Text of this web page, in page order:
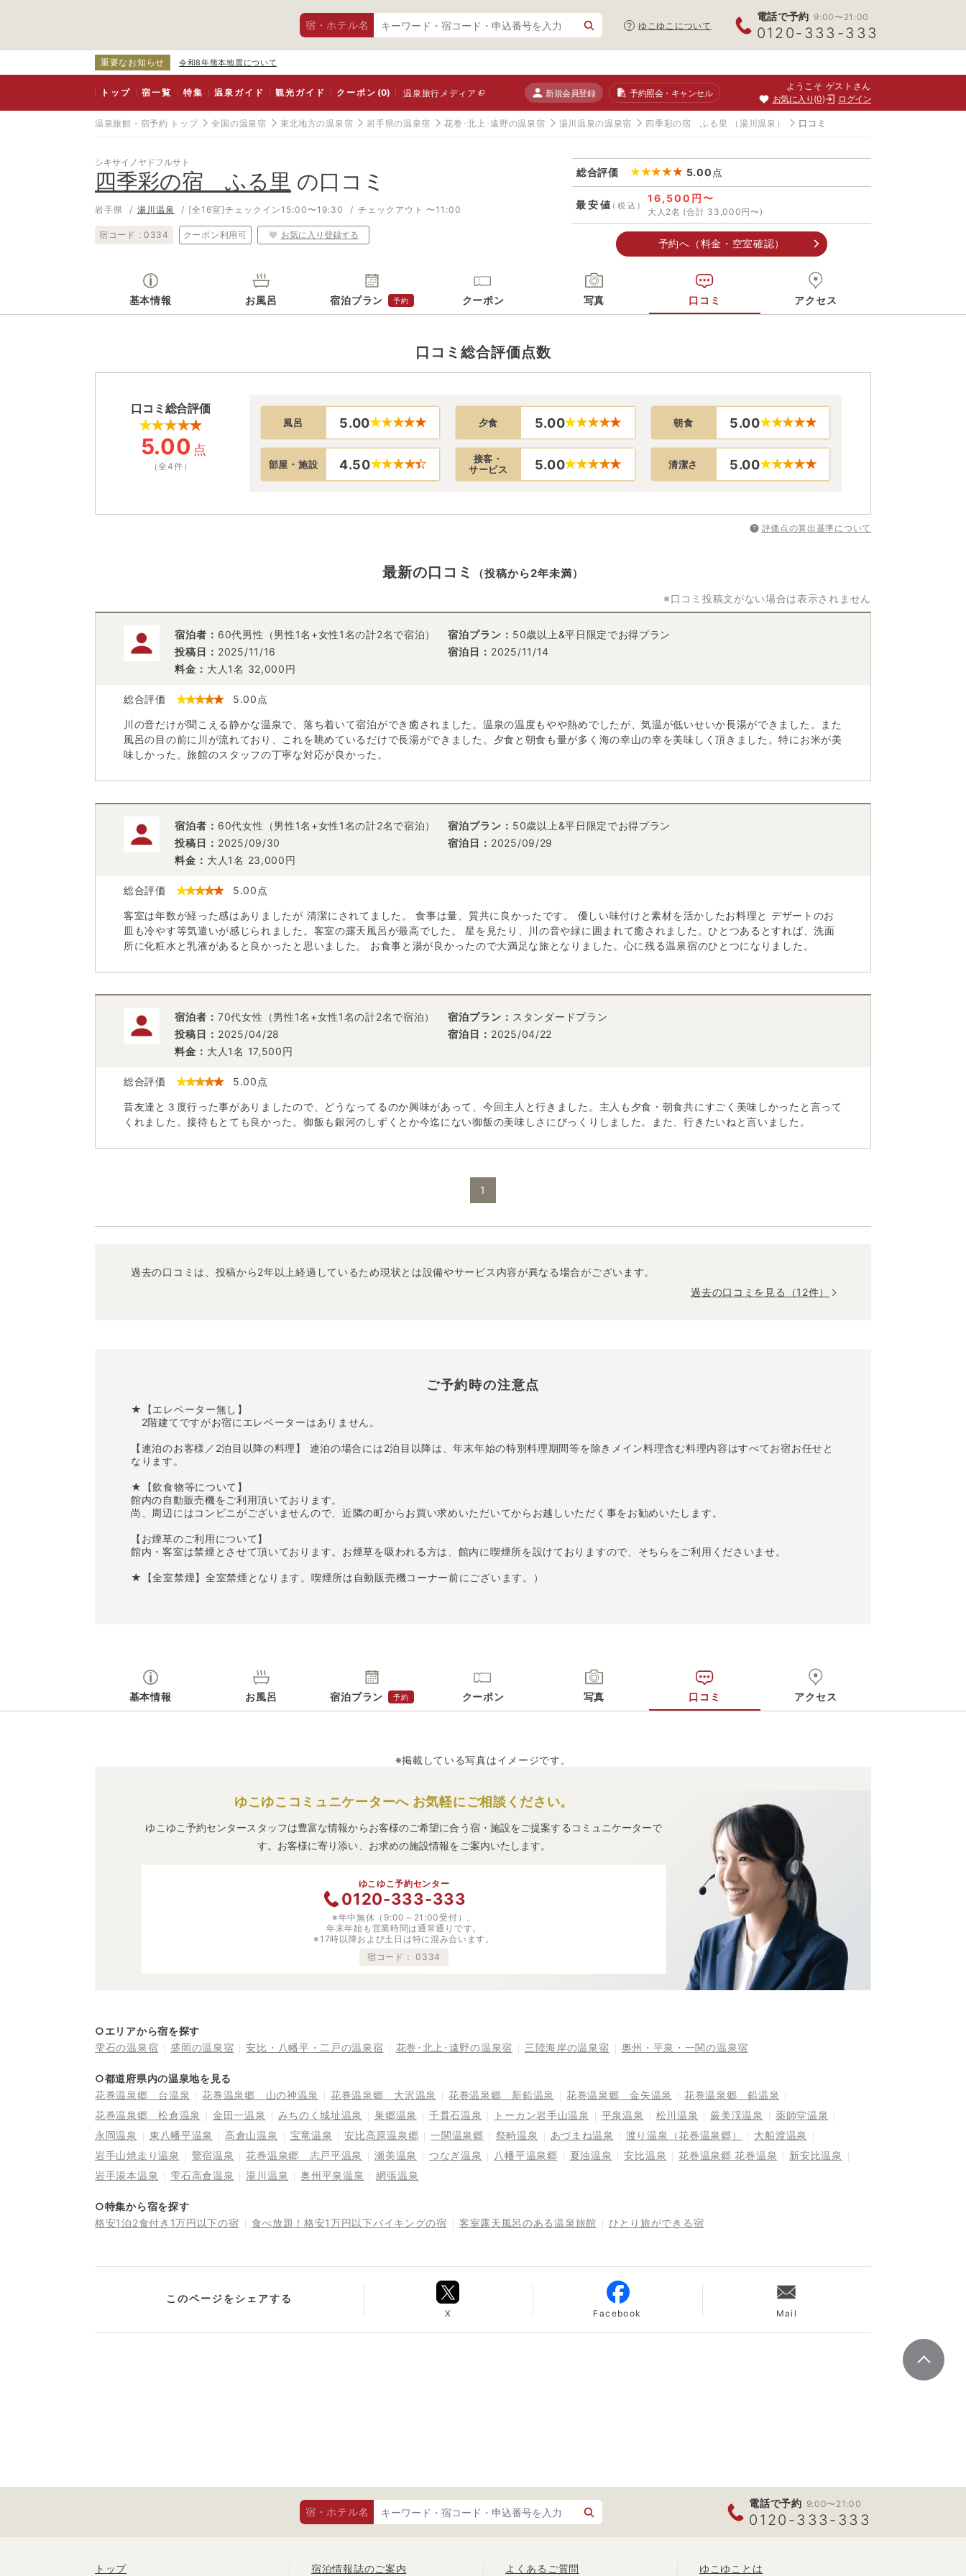
宿・ホテル名 ゆこゆこについて
電話で予約 9:00〜21:00
0120-333-333
重要なお知らせ 令和8年熊本地震について
トップ 宿一覧 特集 温泉ガイド 観光ガイド クーポン(0) 温泉旅行メディア 新規会員登録 予約照会・キャンセル
ようこそ ゲストさん
お気に入り 0 ログイン
温泉旅館・宿予約 トップ 全国の温泉宿 東北地方の温泉宿 岩手県の温泉宿 花巻･北上･遠野の温泉宿 湯川温泉の温泉宿 四季彩の宿 ふる里 （湯川温泉） 口コミ
シキサイノヤドフルサト
四季彩の宿 ふる里 の口コミ
岩手県 湯川温泉 [全16室]チェックイン15:00〜19:30 チェックアウト 〜11:00
宿コード : 0334 クーポン利用可 お気に入り登録する
総合評価 5.00 点
最安値 (税込)
16,500円〜
大人2名 (合計 33,000円〜)
予約へ（料金・空室確認）
基本情報 お風呂 宿泊プラン 予約 クーポン 写真 口コミ アクセス
口コミ総合評価点数
口コミ総合評価
5.00 点
（全4件）
風呂 5.00 夕食 5.00 朝食 5.00
部屋・施設 4.50
接客・
サービス
5.00 清潔さ 5.00
評価点の算出基準について
最新の口コミ （投稿から2年未満）
※口コミ投稿文がない場合は表示されません
宿泊者： 60代男性（男性1名+女性1名の計2名で宿泊）
宿泊日： 2025/11/14
宿泊プラン： 50歳以上&平日限定でお得プラン
料金： 大人1名 32,000円
投稿日： 2025/11/16
総合評価 5.00 点
川の音だけが聞こえる静かな温泉で、落ち着いて宿泊ができ癒されました。温泉の温度もやや熱めでしたが、気温が低いせいか長湯ができました。また
風呂の目の前に川が流れており、これを眺めているだけで長湯ができました。夕食と朝食も量が多く海の幸山の幸を美味しく頂きました。特にお米が美
味しかった。旅館のスタッフの丁寧な対応が良かった。
宿泊者： 60代女性（男性1名+女性1名の計2名で宿泊）
宿泊日： 2025/09/29
宿泊プラン： 50歳以上&平日限定でお得プラン
料金： 大人1名 23,000円
投稿日： 2025/09/30
総合評価 5.00 点
客室は年数が経った感はありましたが 清潔にされてました。 食事は量、質共に良かったです。 優しい味付けと素材を活かしたお料理と デザートのお
皿も冷やす等気遣いが感じられました。客室の露天風呂が最高でした。 星を見たり、川の音や緑に囲まれて癒されました。ひとつあるとすれば、洗面
所に化粧水と乳液があると良かったと思いました。 お食事と湯が良かったので大満足な旅となりました。心に残る温泉宿のひとつになりました。
宿泊者： 70代女性（男性1名+女性1名の計2名で宿泊）
宿泊日： 2025/04/22
宿泊プラン： スタンダードプラン
料金： 大人1名 17,500円
投稿日： 2025/04/28
総合評価 5.00 点
昔友達と３度行った事がありましたので、どうなってるのか興味があって、今回主人と行きました。主人も夕食・朝食共にすごく美味しかったと言って
くれました。接待もとても良かった。御飯も銀河のしずくとか今迄にない御飯の美味しさにびっくりしました。また、行きたいねと言いました。
1
過去の口コミは、投稿から2年以上経過しているため現状とは設備やサービス内容が異なる場合がございます。
過去の口コミを見る
（12件）
ご予約時の注意点
★【エレベーター無し】
2階建てですがお宿にエレベーターはありません。
【連泊のお客様／2泊目以降の料理】 連泊の場合には2泊目以降は、年末年始の特別料理期間等を除きメイン料理含む料理内容はすべてお宿お任せと
なります。
★【飲食物等について】
館内の自動販売機をご利用頂いております。
尚、周辺にはコンビニがございませんので、近隣の町からお買い求めいただいてからお越しいただく事をお勧めいたします。
【お煙草のご利用について】
館内・客室は禁煙とさせて頂いております。お煙草を吸われる方は、館内に喫煙所を設けておりますので、そちらをご利用くださいませ。
★【全室禁煙】全室禁煙となります。喫煙所は自動販売機コーナー前にございます。）
基本情報 お風呂 宿泊プラン 予約 クーポン 写真 口コミ アクセス
※掲載している写真はイメージです。
ゆこゆこコミュニケーターへ お気軽にご相談ください。
ゆこゆこ予約センタースタッフは豊富な情報からお客様のご希望に合う宿・施設をご提案するコミュニケーターで
す。お客様に寄り添い、お求めの施設情報をご案内いたします。
ゆこゆこ予約センター
0120-333-333
※年中無休（9:00～21:00受付）。
年末年始も営業時間は通常通りです。
※17時以降および土日は特に混み合います。
宿コード：0334
○エリアから宿を探す
雫石の温泉宿
盛岡の温泉宿 安比・八幡平・二戸の温泉宿 花巻･北上･遠野の温泉宿 三陸海岸の温泉宿 奥州・平泉・一関の温泉宿
○都道府県内の温泉地を見る
花巻温泉郷 台温泉
花巻温泉郷 山の神温泉 花巻温泉郷 大沢温泉 花巻温泉郷 新鉛温泉 花巻温泉郷 金矢温泉
花巻温泉郷 鉛温泉
花巻温泉郷 松倉温泉
金田一温泉 みちのく城址温泉 巣郷温泉 千貫石温泉 トーカン岩手山温泉 平泉温泉 松川温泉 厳美渓温泉
薬師堂温泉
永岡温泉
東八幡平温泉 高倉山温泉 宝竜温泉 安比高原温泉郷 一関温泉郷 祭畤温泉 あづまね温泉 渡り温泉（花巻温泉郷）
大船渡温泉
岩手山焼走り温泉
鶯宿温泉 花巻温泉郷 志戸平温泉 瀬美温泉 つなぎ温泉 八幡平温泉郷 夏油温泉 安比温泉 花巻温泉郷 花巻温泉
新安比温泉
岩手湯本温泉
雫石高倉温泉 湯川温泉 奥州平泉温泉 網張温泉
○特集から宿を探す
格安1泊2食付き1万円以下の宿
食べ放題！格安1万円以下バイキングの宿 客室露天風呂のある温泉旅館 ひとり旅ができる宿
このページをシェアする
X Facebook Mail
宿・ホテル名
電話で予約 9:00〜21:00
0120-333-333
トップ 宿泊情報誌のご案内 よくあるご質問 ゆこゆことは